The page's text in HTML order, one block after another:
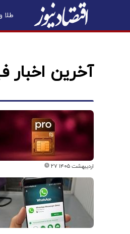
طلا
آخرین اخبار
۲۷ اردیبهشت ۱۴۰۵